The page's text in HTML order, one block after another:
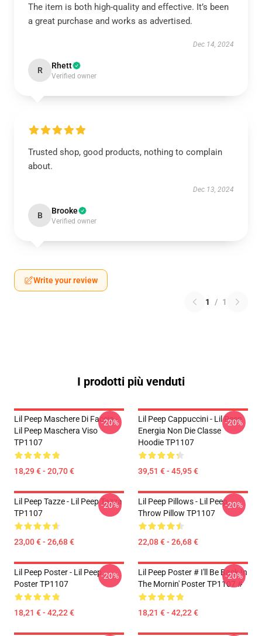
The item is both high-quality and effective. It’s been
a great purchase and works as advertised.
Dec 14, 2024
R Rhett
Verified owner
Trusted shop, good products, nothing to complain
about.
Dec 13, 2024
B Brooke
Verified owner
Write your review
1 / 1
I prodotti più venduti
Lil Peep Maschere Di Faccia -
Lil Peep Maschera Viso
TP1107
18,29 € - 20,70 €
-20%
Lil Peep Cappuccini - Lil Peep
Energia Non Die Classe
Hoodie TP1107
39,51 € - 45,95 €
-20%
Lil Peep Tazze - Lil Peep Tazza
TP1107
23,00 € - 26,68 €
-20%
Lil Peep Pillows - Lil Peep
Throw Pillow TP1107
22,08 € - 26,68 €
-20%
Lil Peep Poster - Lil Peep
Poster TP1107
18,21 € - 42,22 €
-20%
Lil Peep Poster # I'll Be Back In
The Mornin' Poster TP1107 #
18,21 € - 42,22 €
-20%